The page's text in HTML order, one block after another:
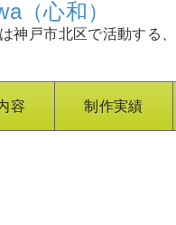
（心和）
神戸市北区で活動する
容 制作実績